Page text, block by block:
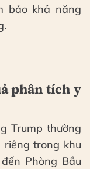
bảo khả năng
phân tích y
Trump thường
trong khu
Phòng Bầu